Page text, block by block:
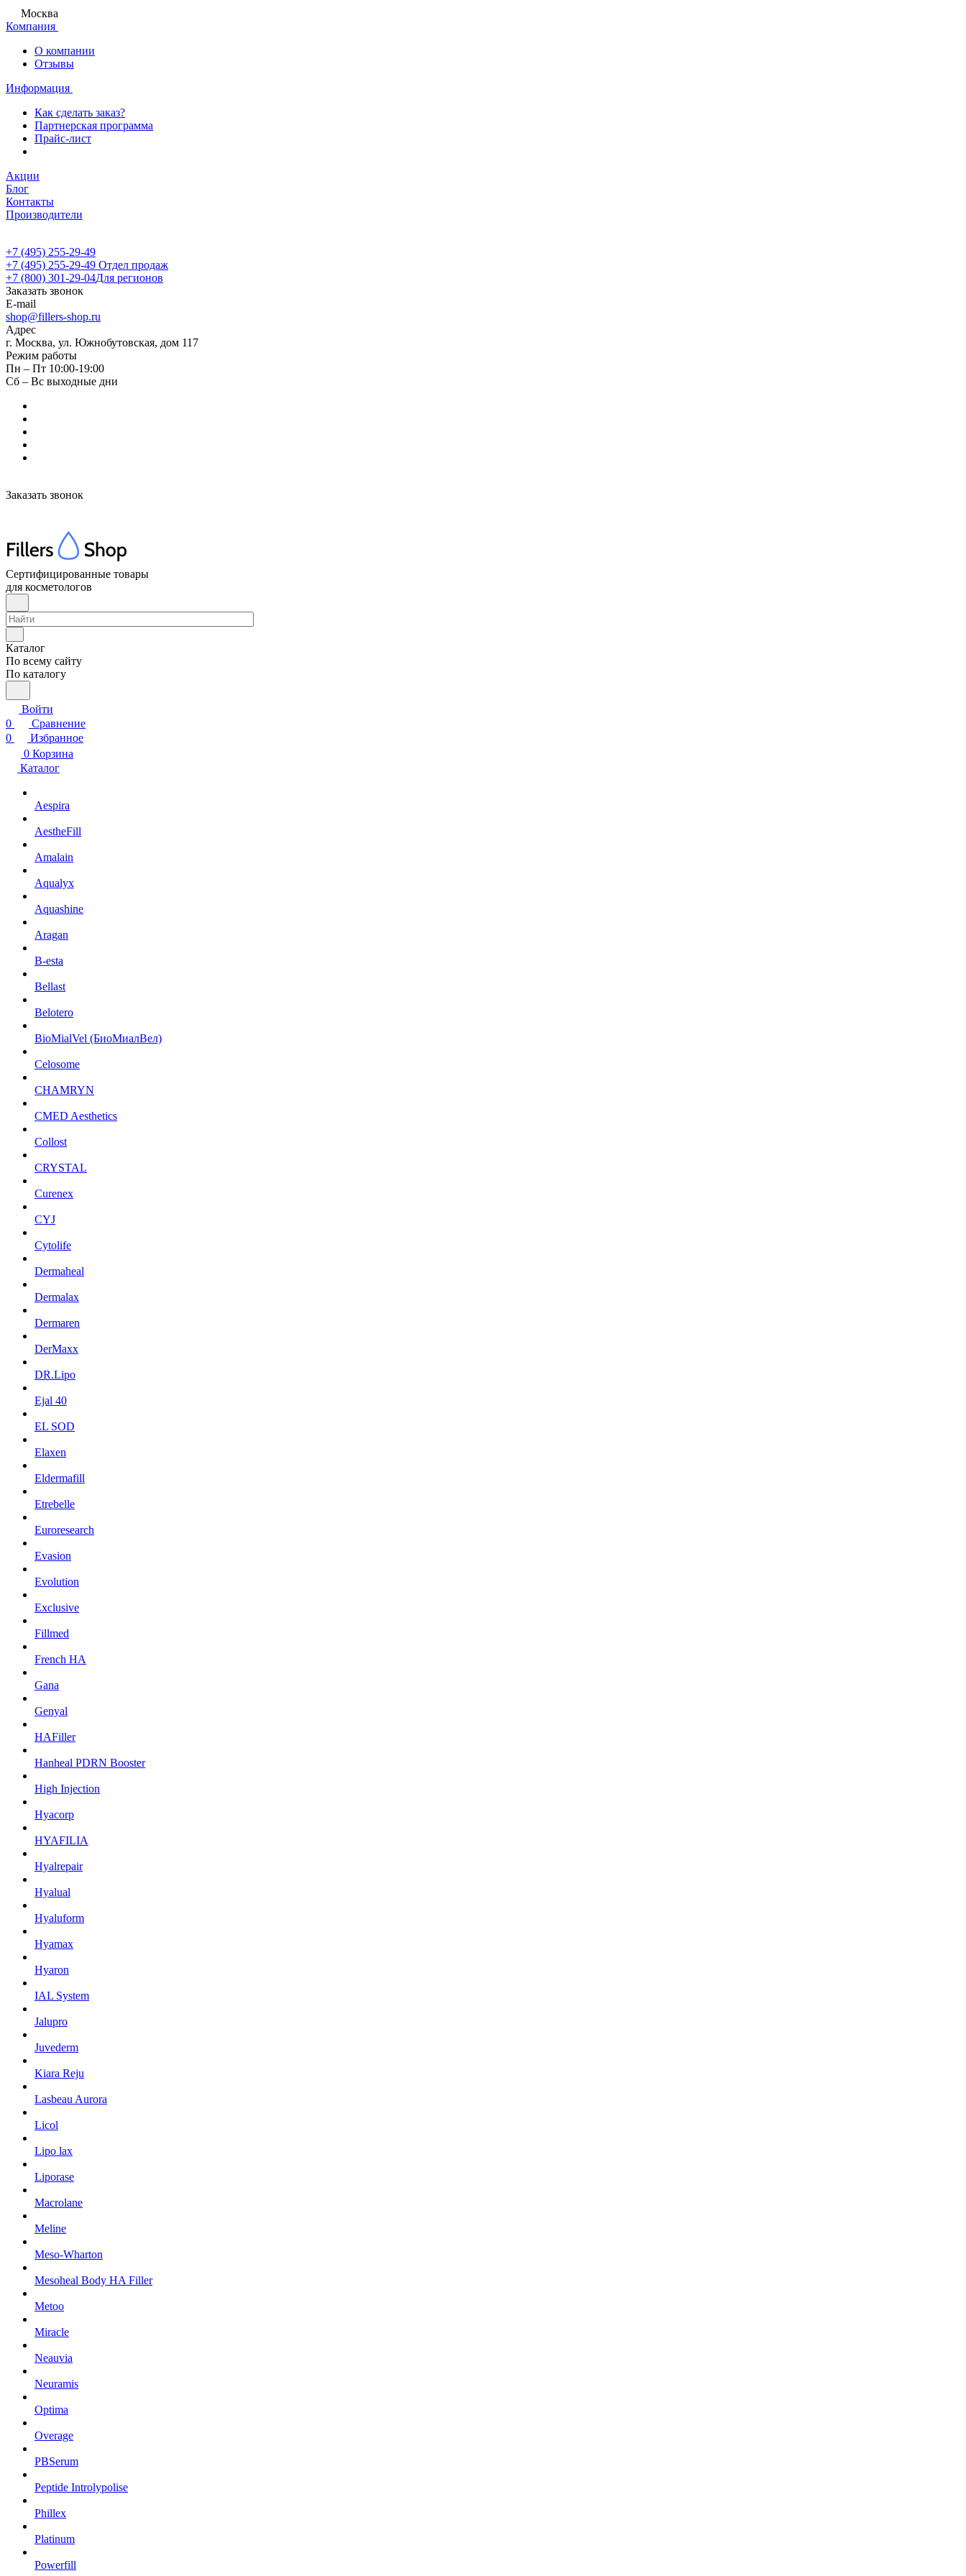
Москва
Компания
О компании
Отзывы
Информация
Как сделать заказ?
Партнерская программа
Прайс-лист
Акции
Блог
Контакты
Производители
+7 (495) 255-29-49
+7 (495) 255-29-49 Отдел продаж
+7 (800) 301-29-04Для регионов
Заказать звонок
E-mail
shop@fillers-shop.ru
Адрес
г. Москва, ул. Южнобутовская, дом 117
Режим работы
Пн – Пт 10:00-19:00
Сб – Вс выходные дни
Заказать звонок
Сертифицированные товары
для косметологов
Каталог
По всему сайту
По каталогу
Войти
0
Сравнение
0
Избранное
0 Корзина
Каталог
Aespira
AestheFill
Amalain
Aqualyx
Aquashine
Aragan
B-esta
Bellast
Belotero
BioMialVel (БиоМиалВел)
Celosome
CHAMRYN
CMED Aesthetics
Collost
CRYSTAL
Curenex
CYJ
Cytolife
Dermaheal
Dermalax
Dermaren
DerMaxx
DR.Lipo
Ejal 40
EL SOD
Elaxen
Eldermafill
Etrebelle
Euroresearch
Evasion
Evolution
Exclusive
Fillmed
French HA
Gana
Genyal
HAFiller
Hanheal PDRN Booster
High Injection
Hyacorp
HYAFILIA
Hyalrepair
Hyalual
Hyaluform
Hyamax
Hyaron
IAL System
Jalupro
Juvederm
Kiara Reju
Lasbeau Aurora
Licol
Lipo lax
Liporase
Macrolane
Meline
Meso-Wharton
Mesoheal Body HA Filler
Metoo
Miracle
Neauvia
Neuramis
Optima
Overage
PBSerum
Peptide Introlypolise
Phillex
Platinum
Powerfill